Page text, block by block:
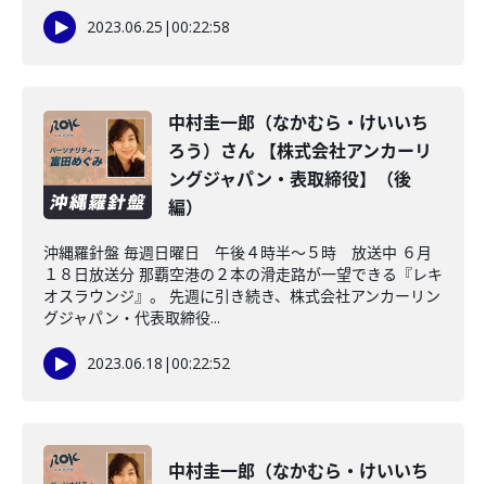
2023.06.25 |00:22:58
中村圭一郎（なかむら・けいいち
ろう）さん 【株式会社アンカーリ
ングジャパン・表取締役】（後
編）
沖縄羅針盤 毎週日曜日 午後４時半～５時 放送中 ６月
１８日放送分 那覇空港の２本の滑走路が一望できる『レキ
オスラウンジ』。 先週に引き続き、株式会社アンカーリン
グジャパン・代表取締役...
2023.06.18 |00:22:52
中村圭一郎（なかむら・けいいち